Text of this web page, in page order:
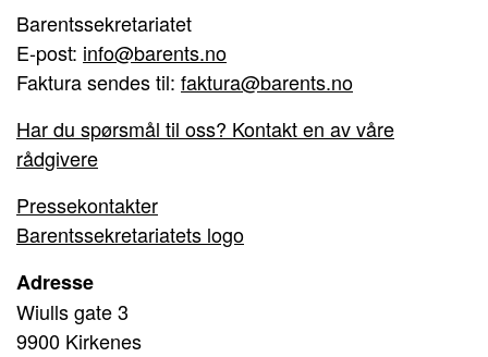
Barentssekretariatet
E-post: info@barents.no
Faktura sendes til: faktura@barents.no
Har du spørsmål til oss? Kontakt en av våre
rådgivere
Pressekontakter
Barentssekretariatets logo
Adresse
Wiulls gate 3
9900 Kirkenes